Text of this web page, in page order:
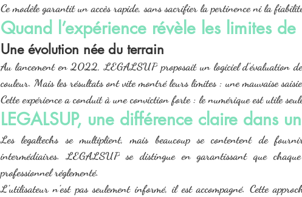
Ce modèle garantit un accès rapide, sans sacrifier la pertinence ni la
Quand l’expérience révèle les limites de
Une évolution née du terrain
Au lancement en 2022, LEGALSUP proposait un logiciel d’évaluation
couleur. Mais les résultats ont vite montré leurs limites : une mauvaise
Cette expérience a conduit à une conviction forte : le numérique est utile
LEGALSUP, une différence claire dans
Les legaltechs se multiplient, mais beaucoup se contentent de
intermédiaires. LEGALSUP se distingue en garantissant que chaque
professionnel réglementé.
L’utilisateur n’est pas seulement informé, il est accompagné. Cette